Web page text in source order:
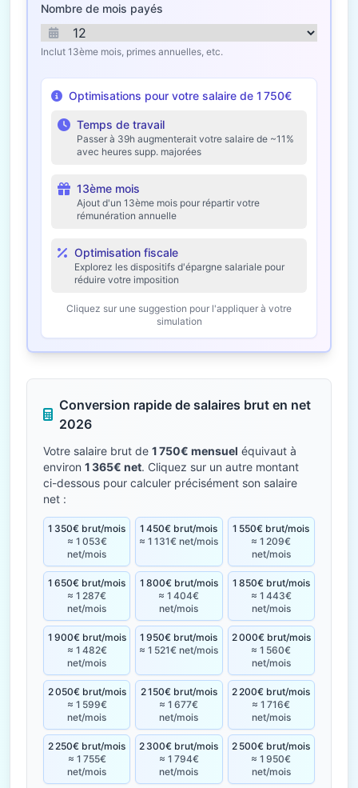
Nombre de mois payés
Inclut 13ème mois, primes annuelles, etc.
Optimisations pour votre salaire de 1 750€
Temps de travail
Passer à 39h augmenterait votre salaire de ~11%
avec heures supp. majorées
13ème mois
Ajout d'un 13ème mois pour répartir votre
rémunération annuelle
Optimisation fiscale
Explorez les dispositifs d'épargne salariale pour
réduire votre imposition
Cliquez sur une suggestion pour l'appliquer à votre
simulation
Conversion rapide de salaires brut en net
2026
Votre salaire brut de 1 750€ mensuel équivaut à
environ 1 365€ net. Cliquez sur un autre montant
ci-dessous pour calculer précisément son salaire
net :
1 350€ brut/mois
≈ 1 053€
net/mois
1 450€ brut/mois
≈ 1 131€ net/mois
1 550€ brut/mois
≈ 1 209€
net/mois
1 650€ brut/mois
≈ 1 287€
net/mois
1 800€ brut/mois
≈ 1 404€
net/mois
1 850€ brut/mois
≈ 1 443€
net/mois
1 900€ brut/mois
≈ 1 482€
net/mois
1 950€ brut/mois
≈ 1 521€ net/mois
2 000€ brut/mois
≈ 1 560€
net/mois
2 050€ brut/mois
≈ 1 599€
net/mois
2 150€ brut/mois
≈ 1 677€
net/mois
2 200€ brut/mois
≈ 1 716€
net/mois
2 250€ brut/mois
≈ 1 755€
net/mois
2 300€ brut/mois
≈ 1 794€
net/mois
2 500€ brut/mois
≈ 1 950€
net/mois